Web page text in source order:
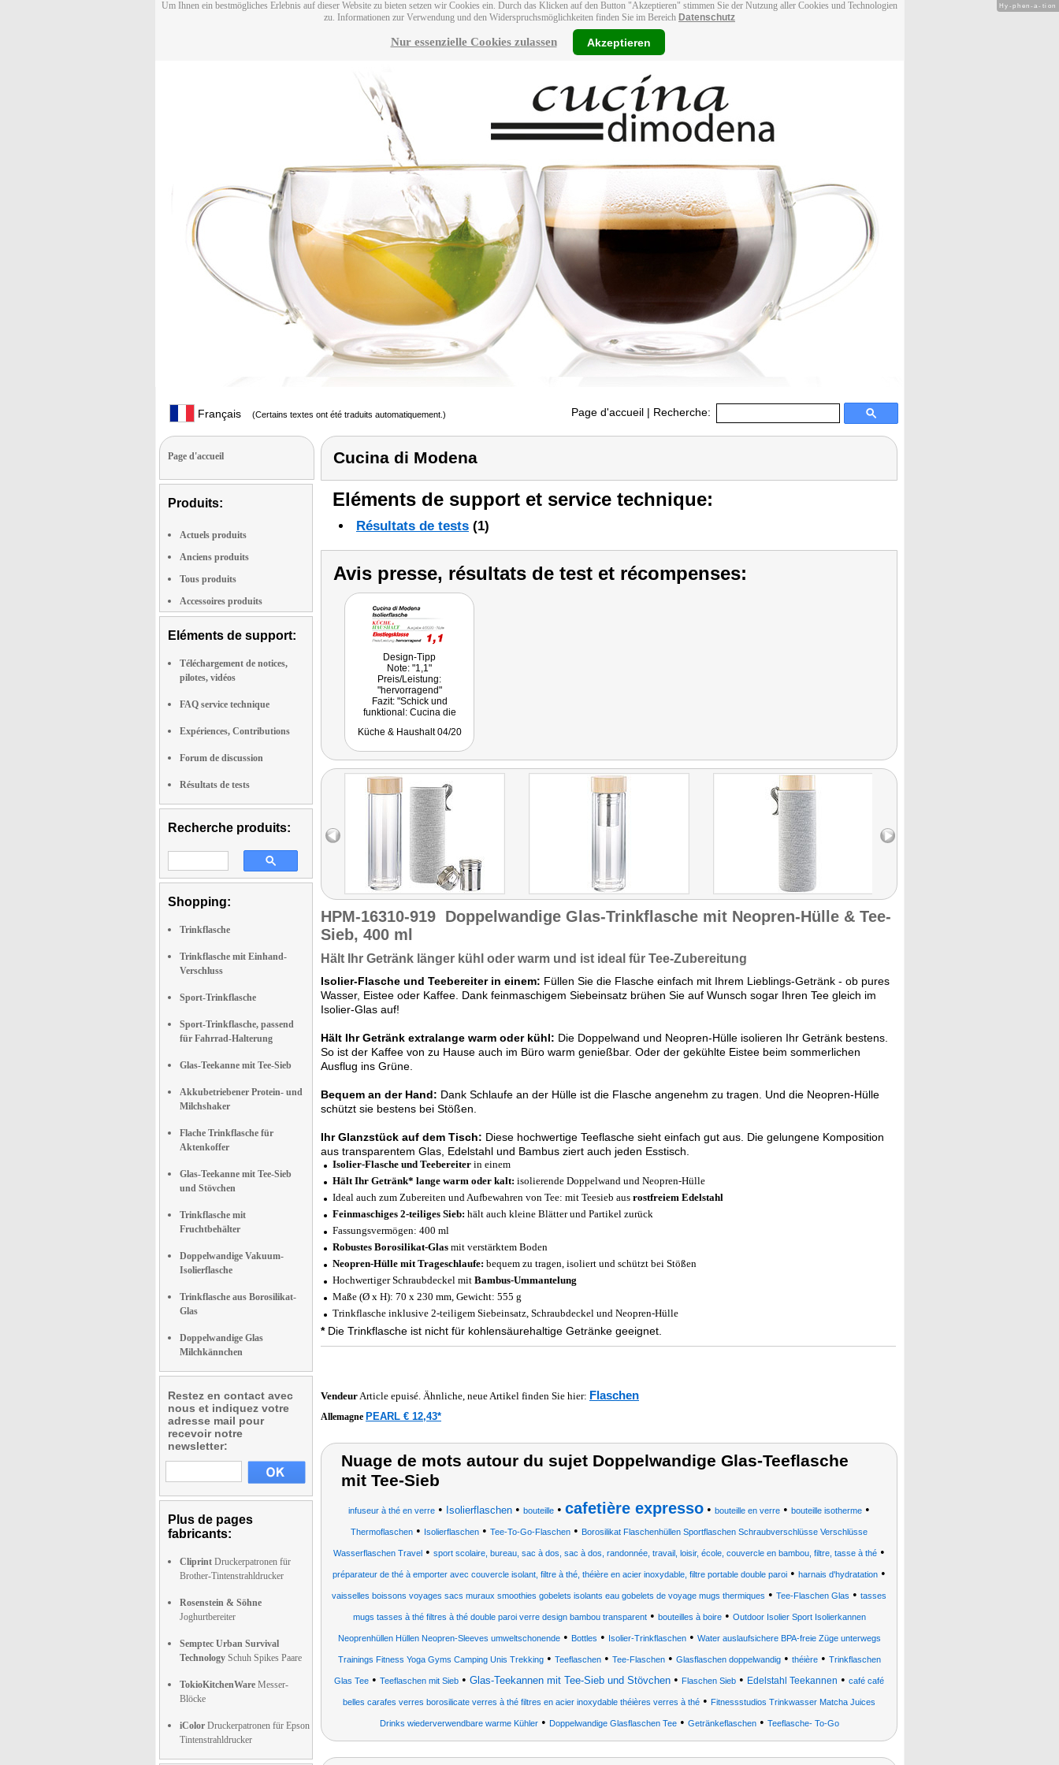
Um Ihnen ein bestmögliches Erlebnis auf dieser Website zu bieten setzen wir Cookies ein. Durch das Klicken auf den Button "Akzeptieren" stimmen Sie der Nutzung aller Cookies und Technologien
zu. Informationen zur Verwendung und den Widerspruchsmöglichkeiten finden Sie im Bereich Datenschutz
Nur essenzielle Cookies zulassen Akzeptieren
Français (Certains textes ont été traduits automatiquement.) Page d'accueil | Recherche:
Page d'accueil
Produits:
Actuels produits
Anciens produits
Tous produits
Accessoires produits
Eléments de support:
Téléchargement de notices,
pilotes, vidéos
FAQ service technique
Expériences, Contributions
Forum de discussion
Résultats de tests
Recherche produits:
Shopping:
Trinkflasche
Trinkflasche mit Einhand-
Verschluss
Sport-Trinkflasche
Sport-Trinkflasche, passend
für Fahrrad-Halterung
Glas-Teekanne mit Tee-Sieb
Akkubetriebener Protein- und
Milchshaker
Flache Trinkflasche für
Aktenkoffer
Glas-Teekanne mit Tee-Sieb
und Stövchen
Trinkflasche mit
Fruchtbehälter
Doppelwandige Vakuum-
Isolierflasche
Trinkflasche aus Borosilikat-
Glas
Doppelwandige Glas
Milchkännchen
Restez en contact avec
nous et indiquez votre
adresse mail pour
recevoir notre
newsletter:
Plus de pages
fabricants:
Cliprint Druckerpatronen für
Brother-Tintenstrahldrucker
Rosenstein & Söhne
Joghurtbereiter
Semptec Urban Survival
Technology Schuh Spikes Paare
TokioKitchenWare Messer-
Blöcke
iColor Druckerpatronen für Epson
Tintenstrahldrucker
Cucina di Modena
Eléments de support et service technique:
Résultats de tests (1)
Avis presse, résultats de test et récompenses:
Design-Tipp
Note: "1,1"
Preis/Leistung:
"hervorragend"
Fazit: "Schick und
funktional: Cucina die
Isolierflasche in frischem
Ausflügen ins Grüne für
kühle oder warme Getränke
sorgt."
Küche & Haushalt 04/20
HPM-16310-919 Doppelwandige Glas-Trinkflasche mit Neopren-Hülle & Tee-
Sieb, 400 ml
Hält Ihr Getränk länger kühl oder warm und ist ideal für Tee-Zubereitung
Isolier-Flasche und Teebereiter in einem: Füllen Sie die Flasche einfach mit Ihrem Lieblings-Getränk - ob pures
Wasser, Eistee oder Kaffee. Dank feinmaschigem Siebeinsatz brühen Sie auf Wunsch sogar Ihren Tee gleich im
Isolier-Glas auf!
Hält Ihr Getränk extralange warm oder kühl: Die Doppelwand und Neopren-Hülle isolieren Ihr Getränk bestens.
So ist der Kaffee von zu Hause auch im Büro warm genießbar. Oder der gekühlte Eistee beim sommerlichen
Ausflug ins Grüne.
Bequem an der Hand: Dank Schlaufe an der Hülle ist die Flasche angenehm zu tragen. Und die Neopren-Hülle
schützt sie bestens bei Stößen.
Ihr Glanzstück auf dem Tisch: Diese hochwertige Teeflasche sieht einfach gut aus. Die gelungene Komposition
aus transparentem Glas, Edelstahl und Bambus ziert auch jeden Esstisch.
Isolier-Flasche und Teebereiter in einem
Hält Ihr Getränk* lange warm oder kalt: isolierende Doppelwand und Neopren-Hülle
Ideal auch zum Zubereiten und Aufbewahren von Tee: mit Teesieb aus rostfreiem Edelstahl
Feinmaschiges 2-teiliges Sieb: hält auch kleine Blätter und Partikel zurück
Fassungsvermögen: 400 ml
Robustes Borosilikat-Glas mit verstärktem Boden
Neopren-Hülle mit Trageschlaufe: bequem zu tragen, isoliert und schützt bei Stößen
Hochwertiger Schraubdeckel mit Bambus-Ummantelung
Maße (Ø x H): 70 x 230 mm, Gewicht: 555 g
Trinkflasche inklusive 2-teiligem Siebeinsatz, Schraubdeckel und Neopren-Hülle
*Die Trinkflasche ist nicht für kohlensäurehaltige Getränke geeignet.
VendeurArticle epuisé. Ähnliche, neue Artikel finden Sie hier: Flaschen
Allemagne PEARL € 12,43*
Nuage de mots autour du sujet Doppelwandige Glas-Teeflasche
mit Tee-Sieb
infuseur à thé en verre • Isolierflaschen • bouteille • cafetière expresso • bouteille en verre • bouteille isotherme •
Thermoflaschen • Isolierflaschen • Tee-To-Go-Flaschen • Borosilikat Flaschenhüllen Sportflaschen Schraubverschlüsse Verschlüsse
Wasserflaschen Travel • sport scolaire, bureau, sac à dos, sac à dos, randonnée, travail, loisir, école, couvercle en bambou, filtre, tasse à thé •
préparateur de thé à emporter avec couvercle isolant, filtre à thé, théière en acier inoxydable, filtre portable double paroi • harnais d'hydratation •
vaisselles boissons voyages sacs muraux smoothies gobelets isolants eau gobelets de voyage mugs thermiques • Tee-Flaschen Glas • tasses
mugs tasses à thé filtres à thé double paroi verre design bambou transparent• bouteilles à boire• Outdoor Isolier Sport Isolierkannen
Neoprenhüllen Hüllen Neopren-Sleeves umweltschonende• Bottles • Isolier-Trinkflaschen• Water auslaufsichere BPA-freie Züge unterwegs
Trainings Fitness Yoga Gyms Camping Unis Trekking• Teeflaschen• Tee-Flaschen• Glasflaschen doppelwandig• théière• Trinkflaschen
Glas Tee • Teeflaschen mit Sieb • Glas-Teekannen mit Tee-Sieb und Stövchen • Flaschen Sieb • Edelstahl Teekannen • café café
belles carafes verres borosilicate verres à thé filtres en acier inoxydable théières verres à thé • Fitnessstudios Trinkwasser Matcha Juices
Drinks wiederverwendbare warme Kühler• Doppelwandige Glasflaschen Tee• Getränkeflaschen• Teeflasche- To-Go
Hy-phen-a-tion